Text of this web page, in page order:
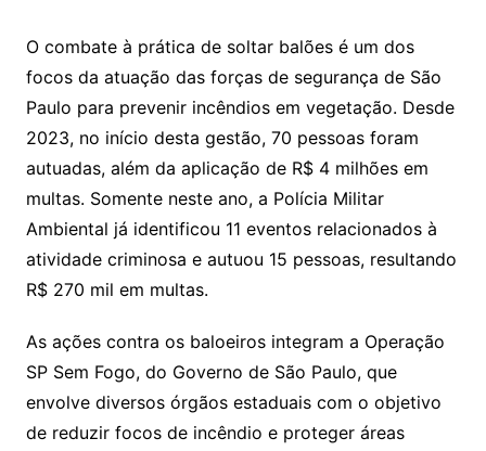
at
s
A
p
p
c
e
b
o
o
k
itt
er
ai
l
O combate à prática de soltar balões é um dos
focos da atuação das forças de segurança de São
Paulo para prevenir incêndios em vegetação. Desde
2023, no início desta gestão, 70 pessoas foram
autuadas, além da aplicação de R$ 4 milhões em
multas. Somente neste ano, a Polícia Militar
Ambiental já identificou 11 eventos relacionados à
atividade criminosa e autuou 15 pessoas, resultando
R$ 270 mil em multas.
As ações contra os baloeiros integram a Operação
SP Sem Fogo, do Governo de São Paulo, que
envolve diversos órgãos estaduais com o objetivo
de reduzir focos de incêndio e proteger áreas